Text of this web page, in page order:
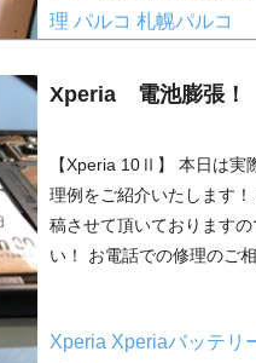
理 パルコ 札幌パルコ
Xperia 電池膨張！
【Xperia 10Ⅱ】 本日は実
理例をご紹介いたします
稿させて頂いております
い！ お電話での修理のご
Xperia Xperiaバッテリ